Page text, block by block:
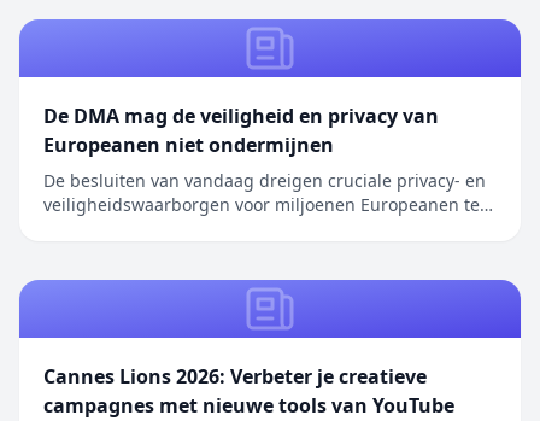
De DMA mag de veiligheid en privacy van
Europeanen niet ondermijnen
De besluiten van vandaag dreigen cruciale privacy- en
veiligheidswaarborgen voor miljoenen Europeanen te
Cannes Lions 2026: Verbeter je creatieve
campagnes met nieuwe tools van YouTube